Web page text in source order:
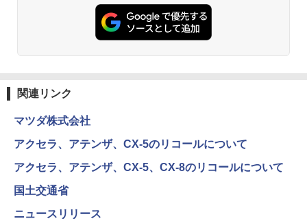
関連リンク
マツダ株式会社
アクセラ、アテンザ、CX-5のリコールについて
アクセラ、アテンザ、CX-5、CX-8のリコールについて
国土交通省
ニュースリリース